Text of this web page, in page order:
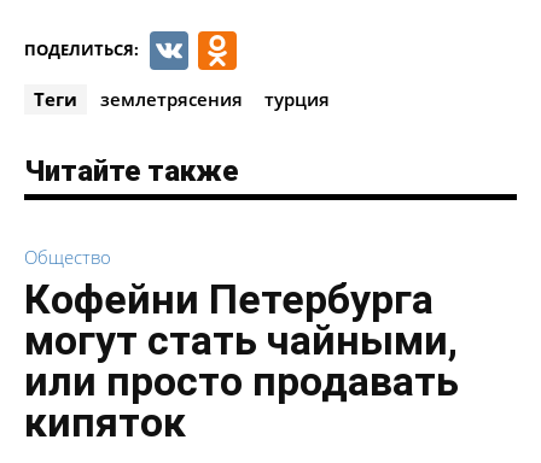
ПОДЕЛИТЬСЯ: VK
Теги землетрясения турция
Читайте также
Общество
Кофейни Петербурга
могут стать чайными,
или просто продавать
кипяток